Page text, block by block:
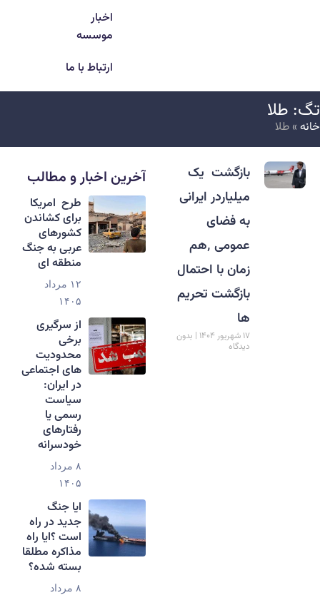
اخبار
موسسه
ارتباط با ما
طلا
» طلا
بازگشت یک
میلیاردر ایرانی
به فضای
عمومی ٬هم
زمان با احتمال
بازگشت تحریم
ها
۱۷ شهریور ۱۴۰۴
بدون
دیدگاه
آخرین اخبار و مطالب
طرح امریکا
برای کشاندن
کشورهای
عربی به جنگ
منطقه ای
۱۲ مرداد
۱۴۰۵
از سرگیری
برخی
محدودیت
های اجتماعی
در ایران:
سیاست
رسمی یا
رفتارهای
خودسرانه
۸ مرداد
۱۴۰۵
ایا جنگ
جدید در راه
است ؟ایا راه
مذاکره مطلقا
بسته شده؟
۸ مرداد